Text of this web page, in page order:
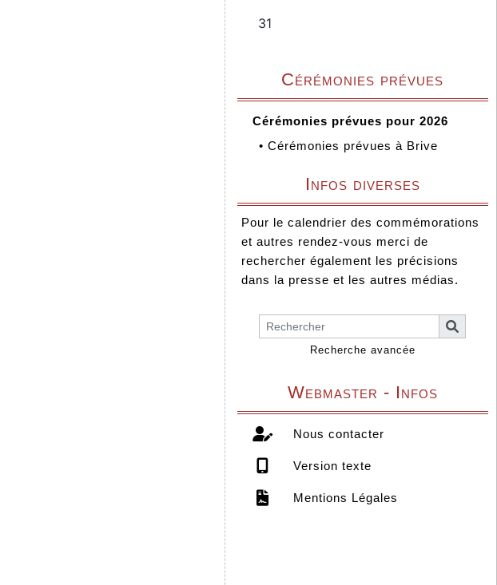
Cérémonies prévues
Cérémonies prévues pour 2026
• Cérémonies prévues à Brive
Infos diverses
Pour le calendrier des commémorations
et autres rendez-vous merci de
rechercher également les précisions
dans la presse et les autres médias.
Recherche avancée
Webmaster - Infos
Nous contacter
Version texte
Mentions Légales